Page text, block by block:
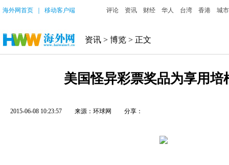
海外网首页 移动客户端 评论 资讯 财经 华人 台湾 香港 城市
资讯 > 博览 > 正文
美国怪异彩票奖品为享用培
2015-06-08 10:23:57 来源： 环球网 分享：